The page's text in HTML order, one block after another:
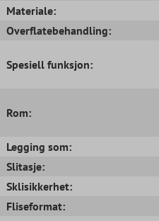
Materiale:
Overflatebehandling:
Spesiell funksjon:
Rom:
Legging som:
Slitasje:
Sklisikkerhet:
Fliseformat: